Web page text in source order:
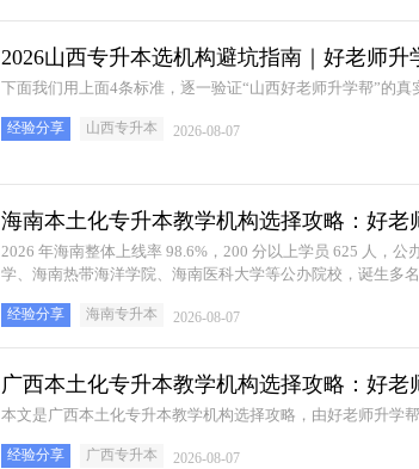
2026山西专升本选机构避坑指南｜好老师升
下面我们用上面4条标准，逐一验证“山西好老师升学帮”的真
经验分享 山西专升本 2026-08-07
海南本土化专升本教学机构选择攻略：好老
2026 年海南整体上线率 98.6%，200 分以上学员 625 人，
学、海南热带海洋学院、海南医科大学等公办院校，诞生多
经验分享 海南专升本 2026-08-07
广西本土化专升本教学机构选择攻略：好
本文是广西本土化专升本教学机构选择攻略，由好老师升学
经验分享 广西专升本 2026-08-07